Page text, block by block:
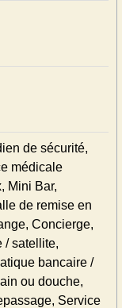
de sécurité,
médicale
Mini Bar,
de remise en
Concierge,
/ satellite,
bancaire /
ou douche,
Service